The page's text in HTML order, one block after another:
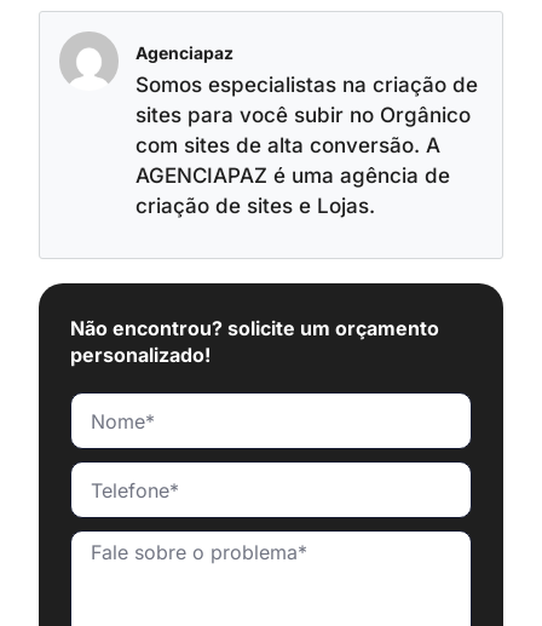
Agenciapaz
Somos especialistas na criação de
sites para você subir no Orgânico
com sites de alta conversão. A
AGENCIAPAZ é uma agência de
criação de sites e Lojas.
Não encontrou? solicite um orçamento
personalizado!